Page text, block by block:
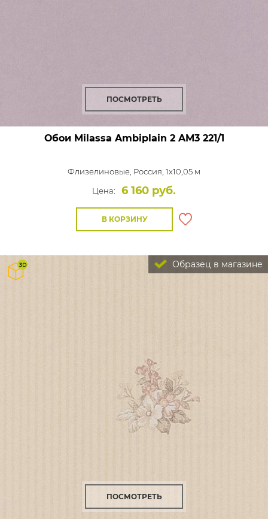
ПОСМОТРЕТЬ
Обои Milassa Ambiplain 2AM3 221/1
Флизелиновые, Россия, 1x10,05 м
Цена:
6 160 руб.
В КОРЗИНУ
Образец в магазине
ПОСМОТРЕТЬ